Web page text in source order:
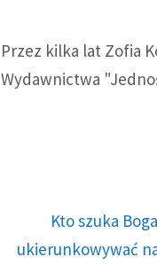
Przez kilka lat Zofia
Wydawnictwa
Kto szuka
ukierunkowywać